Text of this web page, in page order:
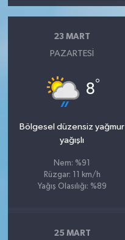
23 MART
PAZARTESI
8°
Bölgesel düzensiz yağmur
yağışlı
Nem: %91
Rüzgar: 11 km/h
Yağış Olasılığı: %89
25 MART